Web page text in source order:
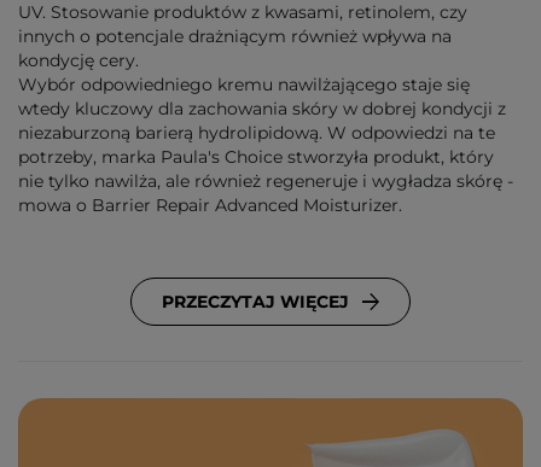
UV. Stosowanie produktów z kwasami, retinolem, czy
innych o potencjale drażniącym również wpływa na
kondycję cery.
Wybór odpowiedniego kremu nawilżającego staje się
wtedy kluczowy dla zachowania skóry w dobrej kondycji z
niezaburzoną barierą hydrolipidową. W odpowiedzi na te
potrzeby, marka Paula's Choice stworzyła produkt, który
nie tylko nawilża, ale również regeneruje i wygładza skórę -
mowa o Barrier Repair Advanced Moisturizer.
PRZECZYTAJ WIĘCEJ